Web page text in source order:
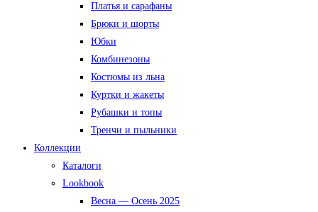
Платья и сарафаны
Брюки и шорты
Юбки
Комбинезоны
Костюмы из льна
Куртки и жакеты
Рубашки и топы
Тренчи и пыльники
Коллекции
Каталоги
Lookbook
Весна — Осень 2025